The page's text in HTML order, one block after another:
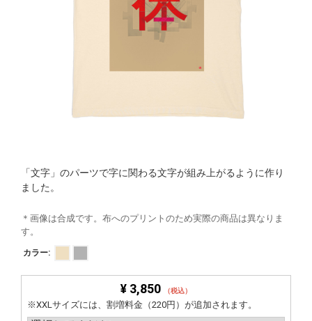
「文字」のパーツで字に関わる文字が組み上がるように作り
ました。
＊画像は合成です。布へのプリントのため実際の商品は異なりま
す。
カラー:
¥ 3,850 （税込）
※XXLサイズには、割増料金（220円）が追加されます。